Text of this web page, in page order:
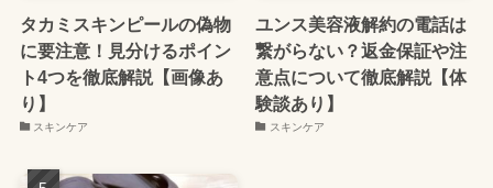
タカミスキンピールの偽物
に要注意！見分けるポイン
ト4つを徹底解説【画像あ
り】
スキンケア
ユンス美容液解約の電話は
繋がらない？返金保証や注
意点について徹底解説【体
験談あり】
スキンケア